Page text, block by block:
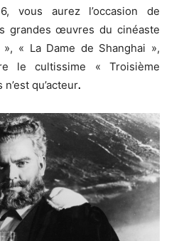
vous aurez l’occasion de
grandes œuvres du cinéaste
« La Dame de Shanghai »,
le cultissime « Troisième
qu’acteur.